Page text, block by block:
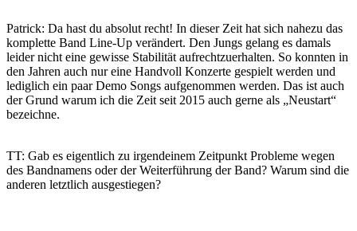
Patrick: Da hast du absolut recht! In dieser Zeit hat sich nahezu das
komplette Band Line-Up verändert. Den Jungs gelang es damals
leider nicht eine gewisse Stabilität aufrechtzuerhalten. So konnten in
den Jahren auch nur eine Handvoll Konzerte gespielt werden und
lediglich ein paar Demo Songs aufgenommen werden. Das ist auch
der Grund warum ich die Zeit seit 2015 auch gerne als „Neustart“
bezeichne.
TT: Gab es eigentlich zu irgendeinem Zeitpunkt Probleme wegen
des Bandnamens oder der Weiterführung der Band? Warum sind die
anderen letztlich ausgestiegen?